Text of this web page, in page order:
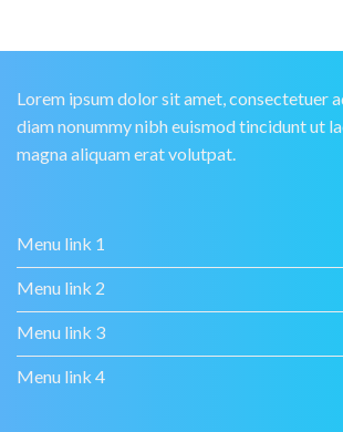
Lorem ipsum dolor sit amet, consectetuer
diam nonummy nibh euismod tincidunt ut
magna aliquam erat volutpat.
Menu link 1
Menu link 2
Menu link 3
Menu link 4